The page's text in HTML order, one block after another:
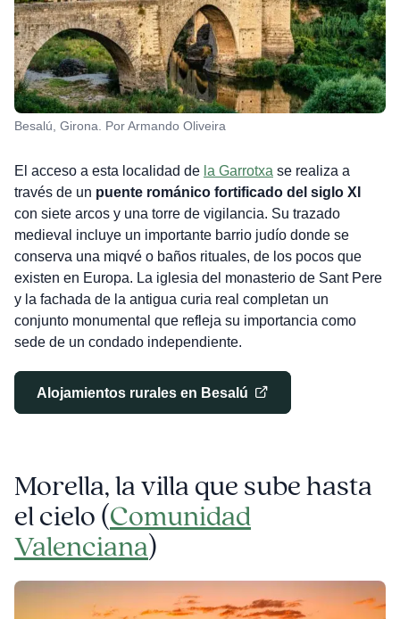
Besalú, Girona. Por Armando Oliveira
El acceso a esta localidad de la Garrotxa se realiza a
través de un puente románico fortificado del siglo XI
con siete arcos y una torre de vigilancia. Su trazado
medieval incluye un importante barrio judío donde se
conserva una miqvé o baños rituales, de los pocos que
existen en Europa. La iglesia del monasterio de Sant Pere
y la fachada de la antigua curia real completan un
conjunto monumental que refleja su importancia como
sede de un condado independiente.
Alojamientos rurales en Besalú
Morella, la villa que sube hasta
el cielo (Comunidad
Valenciana)